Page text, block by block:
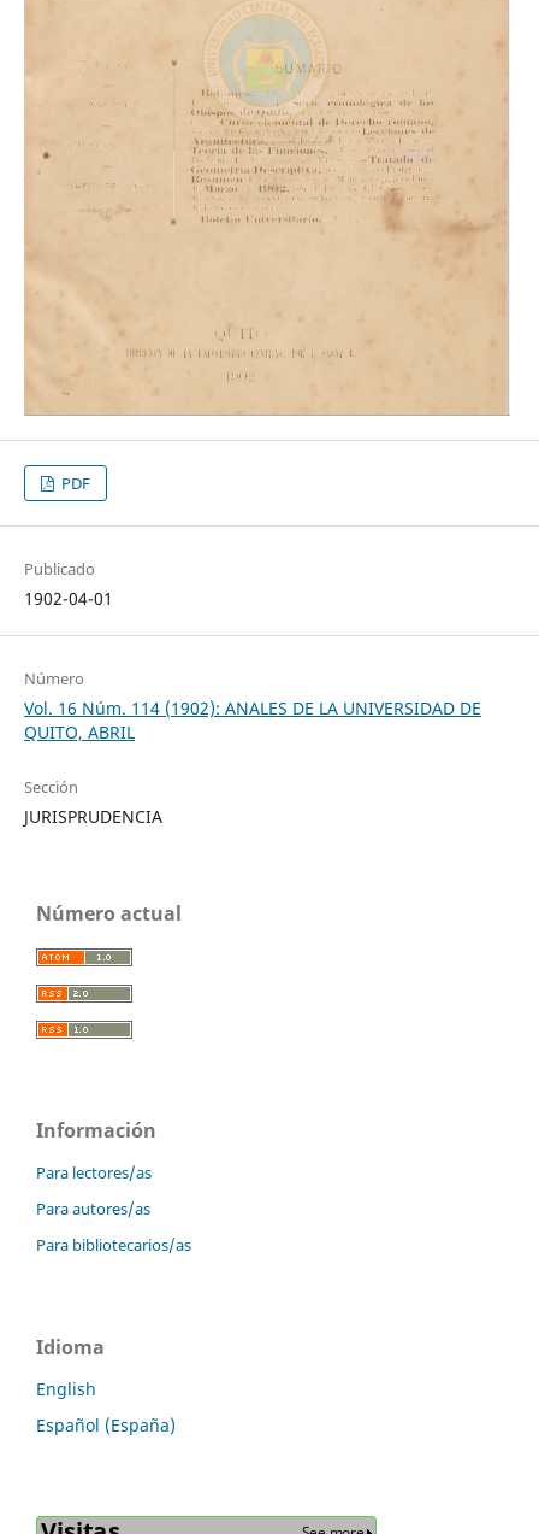
PDF
Publicado
1902-04-01
Número
Vol. 16 Núm. 114 (1902): ANALES DE LA UNIVERSIDAD DE
QUITO, ABRIL
Sección
JURISPRUDENCIA
Número actual
Información
Para lectores/as
Para autores/as
Para bibliotecarios/as
Idioma
English
Español (España)